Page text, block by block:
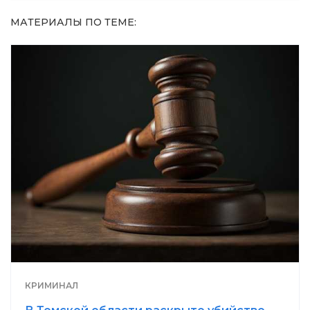
МАТЕРИАЛЫ ПО ТЕМЕ:
КРИМИНАЛ